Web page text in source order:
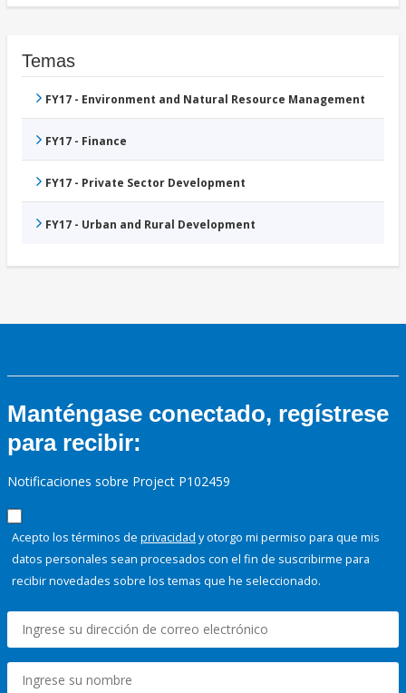
Temas
FY17 - Environment and Natural Resource Management
FY17 - Finance
FY17 - Private Sector Development
FY17 - Urban and Rural Development
Manténgase conectado, regístrese
para recibir:
Notificaciones sobre Project P102459
Acepto los términos de privacidad y otorgo mi permiso para que mis
datos personales sean procesados con el fin de suscribirme para
recibir novedades sobre los temas que he seleccionado.